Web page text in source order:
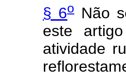
§ 6oNão
este
atividade